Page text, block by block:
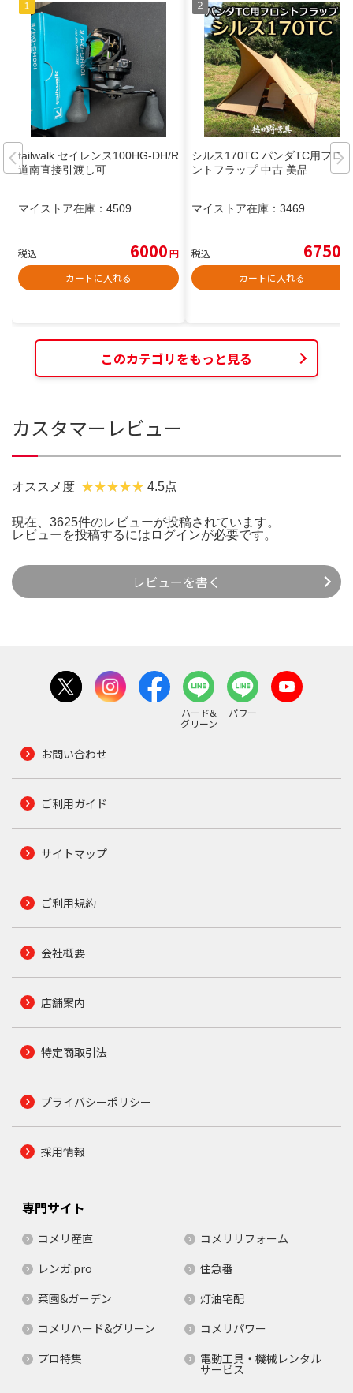
tailwalk セイレンス100HG-DH/R
道南直接引渡し可
マイストア在庫： 4509
税込 6000円
カートに入れる
シルス170TC パンダTC用フロ
ントフラップ 中古 美品
マイストア在庫： 3469
税込 6750
カートに入れる
このカテゴリをもっと見る
カスタマーレビュー
オススメ度 4.5点
現在、3625件のレビューが投稿されています。
レビューを投稿するには ログインが必要です。
レビューを書く
ハード&
グリーン
パワー
お問い合わせ
ご利用ガイド
サイトマップ
ご利用規約
会社概要
店舗案内
特定商取引法
プライバシーポリシー
採用情報
専門サイト
コメリ産直
コメリリフォーム
レンガ.pro
住急番
菜園&ガーデン
灯油宅配
コメリハード&グリーン
コメリパワー
プロ特集
電動工具・機械レンタル
サービス